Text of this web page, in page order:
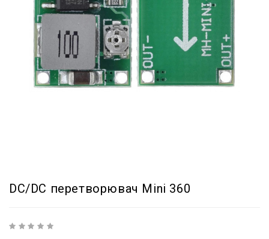
DC/DC перетворювач Mini 360